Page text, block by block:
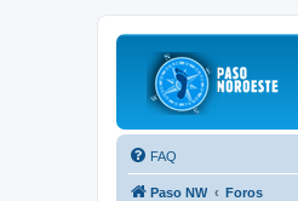
FAQ
Paso NW Foros